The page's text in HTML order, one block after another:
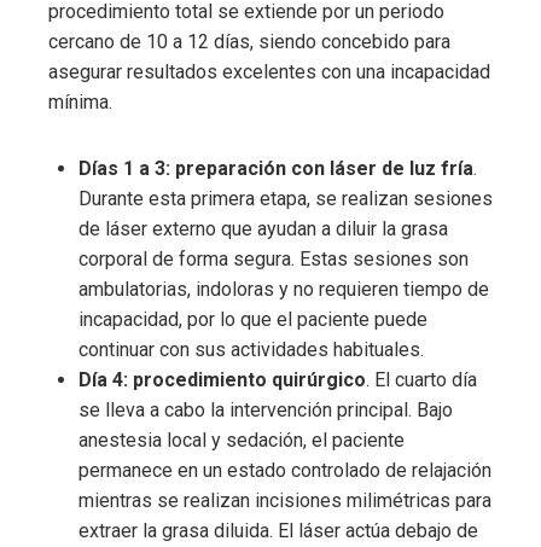
procedimiento total se extiende por un periodo
cercano de 10 a 12 días, siendo concebido para
asegurar resultados excelentes con una incapacidad
mínima.
Días 1 a 3: preparación con láser de luz fría.
Durante esta primera etapa, se realizan sesiones
de láser externo que ayudan a diluir la grasa
corporal de forma segura. Estas sesiones son
ambulatorias, indoloras y no requieren tiempo de
incapacidad, por lo que el paciente puede
continuar con sus actividades habituales.
Día 4: procedimiento quirúrgico. El cuarto día
se lleva a cabo la intervención principal. Bajo
anestesia local y sedación, el paciente
permanece en un estado controlado de relajación
mientras se realizan incisiones milimétricas para
extraer la grasa diluida. El láser actúa debajo de